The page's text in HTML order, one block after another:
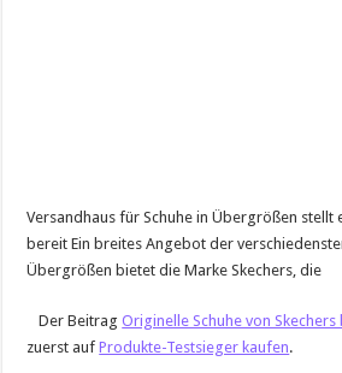
Versandhaus für Schuhe in Übergrößen stellt
bereit Ein breites Angebot der
Übergrößen bietet die Marke Skechers, die
Der BeitragOriginelle Schuhe von Skechers
zuerst aufProdukte-Testsieger kaufen.